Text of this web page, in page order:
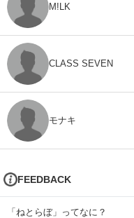
M!LK
CLASS SEVEN
モナキ
FEEDBACK
「ねとらぼ」ってなに？